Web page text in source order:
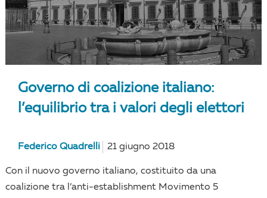
Governo di coalizione italiano:
l’equilibrio tra i valori degli elettori
Federico Quadrelli 21 giugno 2018
Con il nuovo governo italiano, costituito da una
coalizione tra l’anti-establishment Movimento 5